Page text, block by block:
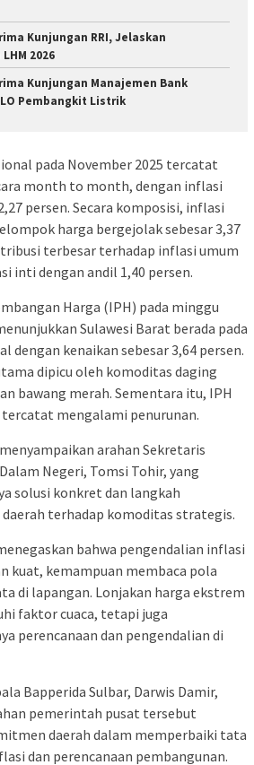
Kunjungan RRI, Jelaskan
2026
Kunjungan Manajemen Bank
Pembangkit Listrik
pada November 2025 tercatat
month to month, dengan inflasi
persen. Secara komposisi, inflasi
harga bergejolak sebesar 3,37
terbesar terhadap inflasi umum
inti dengan andil 1,40 persen.
Harga (IPH) pada minggu
Sulawesi Barat berada pada
dengan kenaikan sebesar 3,64 persen.
dipicu oleh komoditas daging
bawang merah. Sementara itu, IPH
tercatat mengalami penurunan.
arahan Sekretaris
Negeri, Tomsi Tohir, yang
solusi konkret dan langkah
terhadap komoditas strategis.
bahwa pengendalian inflasi
kuat, kemampuan membaca pola
di lapangan. Lonjakan harga ekstrem
faktor cuaca, tetapi juga
perencanaan dan pengendalian di
Bapperida Sulbar, Darwis Damir,
pemerintah pusat tersebut
daerah dalam memperbaiki tata
dan perencanaan pembangunan.